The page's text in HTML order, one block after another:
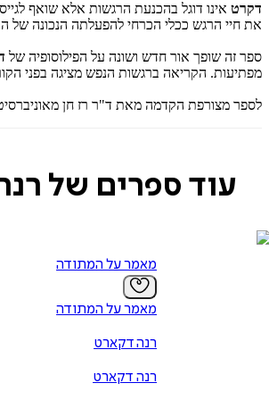
דקרט אינו דוגל בהכנעת הרגשות אלא שואף
את חיי הרגש ככלי הכרחי להפעלתה הנכונה של
ספר זה שופך אור חדש ושונה על הפילוסופיה של
מפתיעות. הקריאה ברגשות הנפש מציגה בפני הקורא את
לספר מצורפת הקדמה מאת ד"ר רז חן
עוד ספרים של
מאמר על המתודה
מאמר על המתודה
רנה דקארט
רנה דקארט